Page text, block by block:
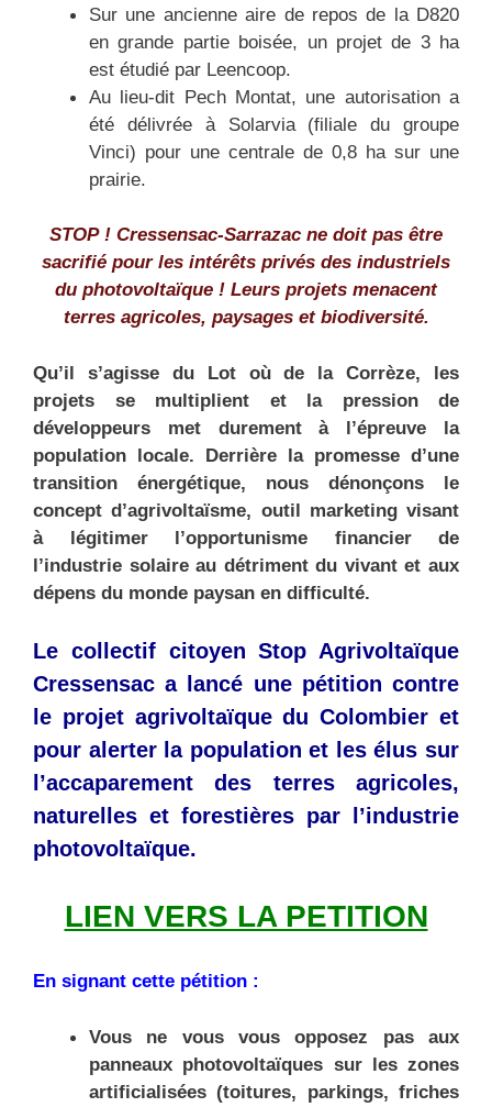
Sur une ancienne aire de repos de la D820
en grande partie boisée, un projet de 3 ha
est étudié par Leencoop.
Au lieu-dit Pech Montat, une autorisation a
été délivrée à Solarvia (filiale du groupe
Vinci) pour une centrale de 0,8 ha sur une
prairie.
STOP ! Cressensac-Sarrazac ne doit pas être
sacrifié pour les intérêts privés des industriels
du photovoltaïque ! Leurs projets menacent
terres agricoles, paysages et biodiversité.
Qu’il s’agisse du Lot où de la Corrèze, les
projets se multiplient et la pression de
développeurs met durement à l’épreuve la
population locale. Derrière la promesse d’une
transition énergétique, nous dénonçons le
concept d’agrivoltaïsme, outil marketing visant
à légitimer l’opportunisme financier de
l’industrie solaire au détriment du vivant et aux
dépens du monde paysan en difficulté.
Le collectif citoyenStop Agrivoltaïque
Cressensac a lancé une pétition contre
le projet agrivoltaïque du Colombier et
pour alerter la population et les élus sur
l’accaparement des terres agricoles,
naturelles et forestières par l’industrie
photovoltaïque.
LIEN VERS LA PETITION
En signant cette pétition :
Vous ne vous vous opposez pas aux
panneaux photovoltaïques sur les zones
artificialisées (toitures, parkings, friches